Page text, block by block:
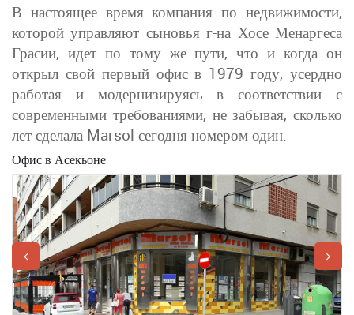
В настоящее время компания по недвижимости,
которой управляют сыновья г-на Хосе Менаргеса
Грасии, идет по тому же пути, что и когда он
открыл свой первый офис в 1979 году, усердно
работая и модернизируясь в соответствии с
современными требованиями, не забывая, сколько
лет сделала Marsol сегодня номером один.
Офис в Асекьоне